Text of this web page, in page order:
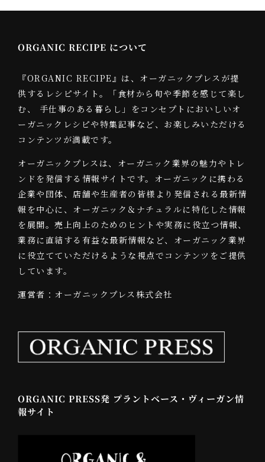
ORGANIC RECIPE について
『ORGANIC RECIPE』は、オーガニックプレスが提
供するレシピサイト。「食材から旬や季節を感じて楽し
む、 手仕事のある暮らし」をコンセプトにおいしいオ
ーガニックレシピや特集記事など、お楽しみいただける
コンテンツが満載です。
オーガニックプレスは、オーガニック業界の魅力やトレ
ンドを発信する情報サイトです。オーガニックに携わる
企業や団体、店舗や生産者の皆様より発信される最新情
報を中心に、オーガニック＆ナチュラルに特化した情報
を展開。売上向上のためのヒントや実務に役立つ情報、
業務に直結する有益な最新情報など、オーガニック業界
に役立てていただけるような視点でコンテンツをご提供
しています。
運営者：オーガニックプレス株式会社
ORGANIC PRESS発 プラントベース・ヴィーガン情
報サイト